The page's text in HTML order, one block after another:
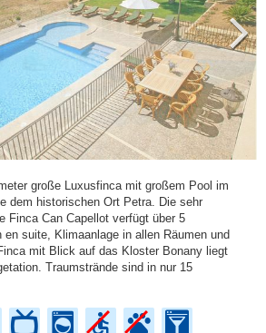
große Luxusfinca mit großem Pool im
dem historischen Ort Petra. Die sehr
Finca Can Capellot verfügt über 5
suite, Klimaanlage in allen Räumen und
mit Blick auf das Kloster Bonany liegt
Traumstrände sind in nur 15